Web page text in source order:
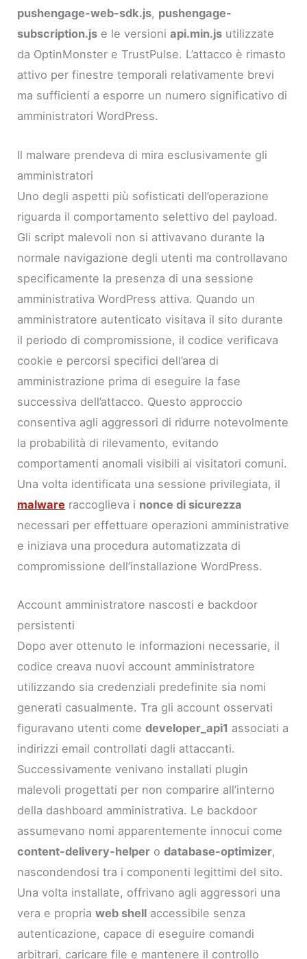
pushengage-web-sdk.js, pushengage-
subscription.js e le versioniapi.min.js utilizzate
da OptinMonster e TrustPulse. L’attacco è rimasto
attivo per finestre temporali relativamente brevi
ma sufficienti a esporre un numero significativo di
amministratori WordPress.
Il malware prendeva di mira esclusivamente gli
amministratori
Uno degli aspetti più sofisticati dell’operazione
riguarda il comportamento selettivo del payload.
Gli script malevoli non si attivavano durante la
normale navigazione degli utenti ma controllavano
specificamente la presenza di una sessione
amministrativa WordPress attiva. Quando un
amministratore autenticato visitava il sito durante
il periodo di compromissione, il codice verificava
cookie e percorsi specifici dell’area di
amministrazione prima di eseguire la fase
successiva dell’attacco. Questo approccio
consentiva agli aggressori di ridurre notevolmente
la probabilità di rilevamento, evitando
comportamenti anomali visibili ai visitatori comuni.
Una volta identificata una sessione privilegiata, il
malware raccoglieva i nonce di sicurezza
necessari per effettuare operazioni amministrative
e iniziava una procedura automatizzata di
compromissione dell’installazione WordPress.
Account amministratore nascosti e backdoor
persistenti
Dopo aver ottenuto le informazioni necessarie, il
codice creava nuovi account amministratore
utilizzando sia credenziali predefinite sia nomi
generati casualmente. Tra gli account osservati
figuravano utenti comedeveloper_api1 associati a
indirizzi email controllati dagli attaccanti.
Successivamente venivano installati plugin
malevoli progettati per non comparire all’interno
della dashboard amministrativa. Le backdoor
assumevano nomi apparentemente innocui come
content-delivery-helper odatabase-optimizer,
nascondendosi tra i componenti legittimi del sito.
Una volta installate, offrivano agli aggressori una
vera e propriaweb shell accessibile senza
autenticazione, capace di eseguire comandi
arbitrari, caricare file e mantenere il controllo